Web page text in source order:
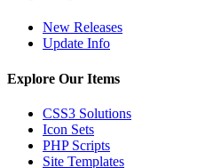
New Releases
Update Info
Explore Our Items
CSS3 Solutions
Icon Sets
PHP Scripts
Site Templates